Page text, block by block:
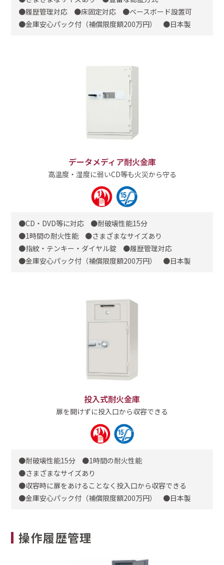
履歴管理対応
床固定対応
ベースボード設置可
金庫安心パック付（補償限度額200万円）
日本製
データメディア耐火金庫
高温度・湿度に弱いCD等も火災から守る
CD・DVD等に対応
耐破壊性能15分
1時間の耐火性能
さまざまなサイズあり
指紋・テンキー・ダイヤル錠
履歴管理対応
金庫安心パック付（補償限度額200万円）
日本製
投入式耐火金庫
扉を開けずに投入口から収容できる
耐破壊性能15分
1時間の耐火性能
さまざまなサイズあり
収容時に扉をあけることなく投入口から収容できる
金庫安心パック付（補償限度額200万円）
日本製
操作履歴管理